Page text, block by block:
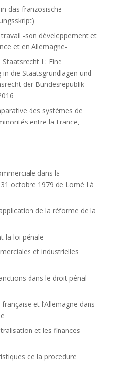
in das französische
travail -son développement et
et en Allemagne-
Staatsrecht I : Eine
in die Staatsgrundlagen und
der Bundesrepublik
des systèmes de
entre la France,
dans la
31 octobre 1979 de Lomé I à
de la réforme de la
la loi pénale
et industrielles
dans le droit pénal
française et l’Allemagne dans
et les finances
de la procedure